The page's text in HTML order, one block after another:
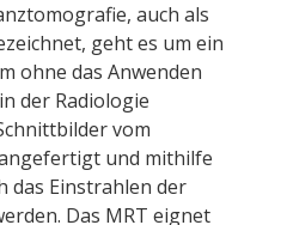
auch als
geht es um ein
ohne das Anwenden
der Radiologie
vom
und mithilfe
das Einstrahlen der
Das MRT eignet